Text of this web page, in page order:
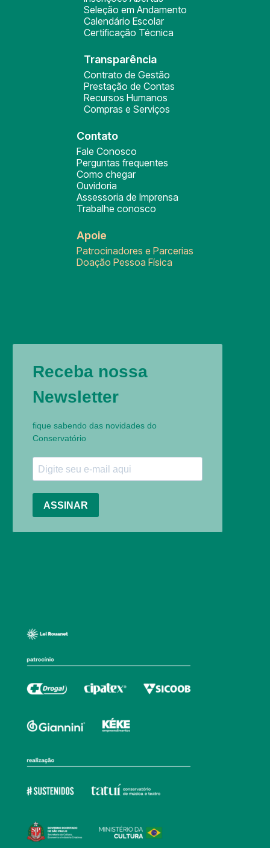
Seleção em Andamento
Calendário Escolar
Certificação Técnica
Transparência
Contrato de Gestão
Prestação de Contas
Recursos Humanos
Compras e Serviços
Contato
Fale Conosco
Perguntas frequentes
Como chegar
Ouvidoria
Assessoria de Imprensa
Trabalhe conosco
Apoie
Patrocinadores e Parcerias
Doação Pessoa Física